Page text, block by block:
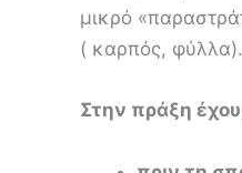
μικρό
( καρπός, φύλλα).
Στην πράξη